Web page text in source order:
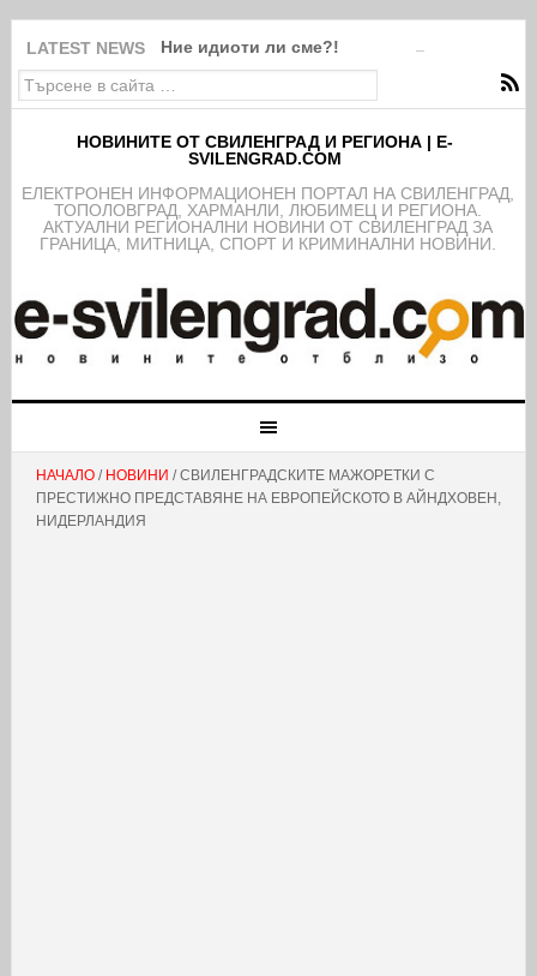
LATEST NEWS Ние идиоти ли сме?!
НОВИНИТЕ ОТ СВИЛЕНГРАД И РЕГИОНА | E-
SVILENGRAD.COM
EЛЕКТРОНЕН ИНФОРМАЦИОНЕН ПОРТАЛ НА СВИЛЕНГРАД,
ТОПОЛОВГРАД, ХАРМАНЛИ, ЛЮБИМЕЦ И РЕГИОНА.
АКТУАЛНИ РЕГИОНАЛНИ НОВИНИ ОТ СВИЛЕНГРАД ЗА
ГРАНИЦА, МИТНИЦА, СПОРТ И КРИМИНАЛНИ НОВИНИ.
НАЧАЛО/ НОВИНИ / СВИЛЕНГРАДСКИТЕ МАЖОРЕТКИ С
ПРЕСТИЖНО ПРЕДСТАВЯНЕ НА ЕВРОПЕЙСКОТО В АЙНДХОВЕН,
НИДЕРЛАНДИЯ